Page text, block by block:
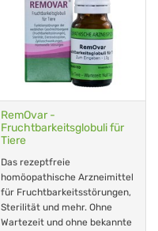
RemOvar -
Fruchtbarkeitsglobuli für
Tiere
Das rezeptfreie
homöopathische Arzneimittel
für Fruchtbarkeitsstörungen,
Sterilität und mehr. Ohne
Wartezeit und ohne bekannte